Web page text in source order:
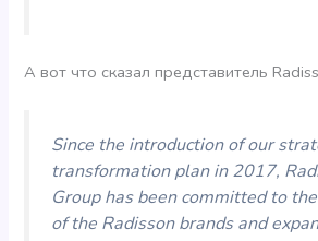
А вот что сказал представитель
Since the introduction of our
transformation plan in 2017,
Group has been committed to
of the Radisson brands and